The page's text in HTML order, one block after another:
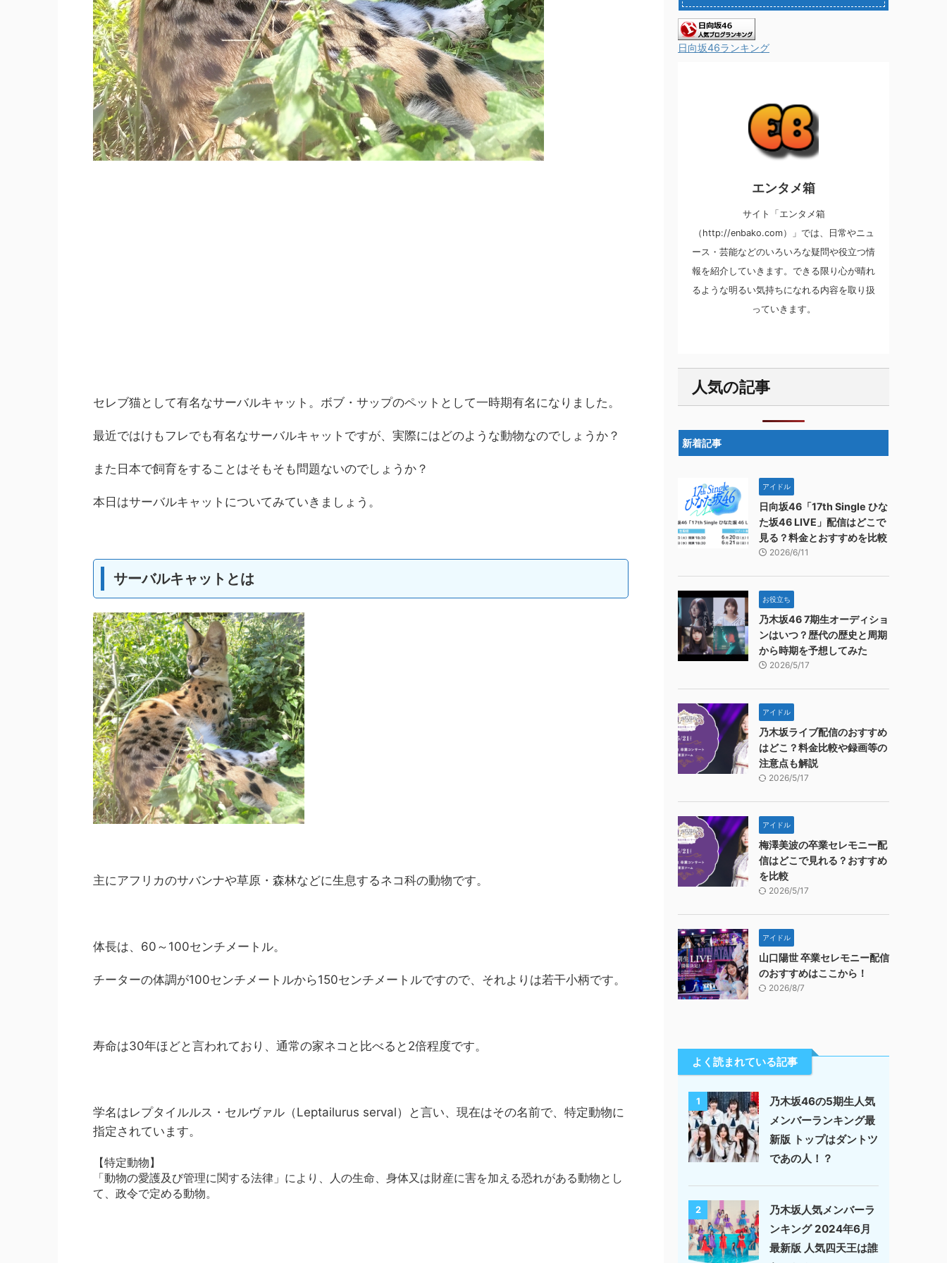
セレブ猫として有名なサーバルキャット。ボブ・サップのペットとして一時期有名になりました。
最近ではけもフレでも有名なサーバルキャットですが、実際にはどのような動物なのでしょうか？
また日本で飼育をすることはそもそも問題ないのでしょうか？
本日はサーバルキャットについてみていきましょう。
サーバルキャットとは
主にアフリカのサバンナや草原・森林などに生息するネコ科の動物です。
体長は、60～100センチメートル。
チーターの体調が100センチメートルから150センチメートルですので、それよりは若干小柄です。
寿命は30年ほどと言われており、通常の家ネコと比べると2倍程度です。
学名はレプタイルルス・セルヴァル（Leptailurus serval）と言い、現在はその名前で、特定動物に
指定されています。
【特定動物】
「動物の愛護及び管理に関する法律」により、人の生命、身体又は財産に害を加える恐れがある動物とし
て、政令で定める動物。
日向坂46ランキング
エンタメ箱
サイト「エンタメ箱
（http://enbako.com）」では、日常やニュ
ース・芸能などのいろいろな疑問や役立つ情
報を紹介していきます。できる限り心が晴れ
るような明るい気持ちになれる内容を取り扱
っていきます。
人気の記事
新着記事
アイドル
日向坂46「17th Single ひな
た坂46 LIVE」配信はどこで
見る？料金とおすすめを比較
2026/6/11
お役立ち
乃木坂46 7期生オーディショ
ンはいつ？歴代の歴史と周期
から時期を予想してみた
2026/5/17
アイドル
乃木坂ライブ配信のおすすめ
はどこ？料金比較や録画等の
注意点も解説
2026/5/17
アイドル
梅澤美波の卒業セレモニー配
信はどこで見れる？おすすめ
を比較
2026/5/17
アイドル
山口陽世 卒業セレモニー配信
のおすすめはここから！
2026/8/7
よく読まれている記事
1
乃木坂46の5期生人気
メンバーランキング最
新版 トップはダントツ
であの人！？
2
乃木坂人気メンバーラ
ンキング 2024年6月
最新版 人気四天王は誰